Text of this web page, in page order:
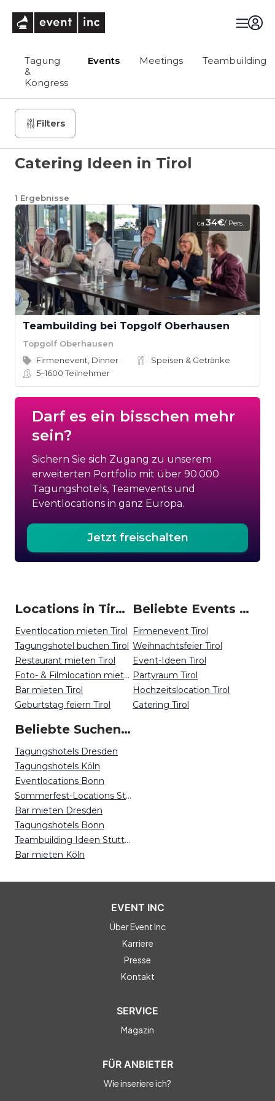
Tagung
&
Kongress
Events Meetings Teambuilding
Filters
Catering Ideen in Tirol
1 Ergebnisse
ca.34€/ Pers.
Teambuilding bei Topgolf Oberhausen
Topgolf Oberhausen
Firmenevent, Dinner
Speisen & Getränke
5–1600Teilnehmer
Darf es ein bisschen mehr
sein?
Sichern Sie sich Zugang zu unserem
erweiterten Portfolio mit über 90.000
Tagungshotels, Teamevents und
Eventlocations in ganz Europa.
Jetzt freischalten
Locations in Tirol mieten
Eventlocation mieten Tirol
Tagungshotel buchen Tirol
Restaurant mieten Tirol
Foto- & Filmlocation mieten Tirol
Bar mieten Tirol
Geburtstag feiern Tirol
Beliebte Events in Tirol
Firmenevent Tirol
Weihnachtsfeier Tirol
Event-Ideen Tirol
Partyraum Tirol
Hochzeitslocation Tirol
Catering Tirol
Beliebte Suchen auf Event Inc
Tagungshotels Dresden
Tagungshotels Köln
Eventlocations Bonn
Sommerfest-Locations Stuttgart
Bar mieten Dresden
Tagungshotels Bonn
Teambuilding Ideen Stuttgart
Bar mieten Köln
EVENT INC
Über Event Inc
Karriere
Presse
Kontakt
SERVICE
Magazin
FÜR ANBIETER
Wie inseriere ich?